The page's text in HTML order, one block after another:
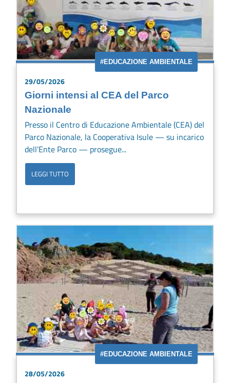
#EDUCAZIONE AMBIENTALE
29/05/2026
Giorni intensi al CEA del Parco
Nazionale
Presso il Centro di Educazione Ambientale (CEA) del
Parco Nazionale, la Cooperativa Isule — su incarico
dell'Ente Parco — prosegue...
LEGGI TUTTO
#EDUCAZIONE AMBIENTALE
28/05/2026